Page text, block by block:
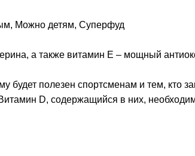
, Можно детям, Суперфуд
а также витамин Е – мощный
будет полезен спортсменам и тем, кто
D, содержащийся в них,